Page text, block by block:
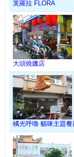
芙羅拉 FLORA
大頭燒臘店
橘光呼嚕 貓咪主題餐